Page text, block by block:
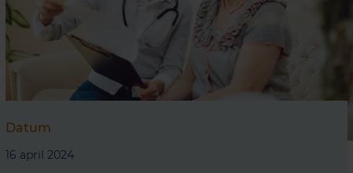
Datum
16 april 2024